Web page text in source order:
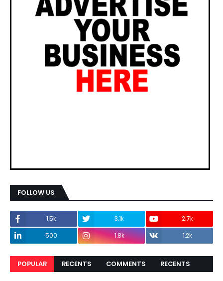
FOLLOW US
1.5k 3.1k
2.7k
500
1.8k 1.2k
POPULAR RECENTS COMMENTS RECENTS